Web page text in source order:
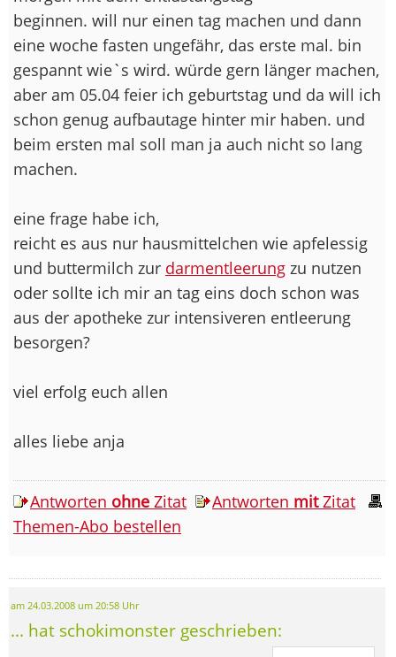
beginnen. will nur einen tag machen und dann
eine woche fasten ungefähr, das erste mal. bin
gespannt wie`s wird. würde gern länger machen,
aber am 05.04 feier ich geburtstag und da will ich
schon genug aufbautage hinter mir haben. und
beim ersten mal soll man ja auch nicht so lang
machen.
eine frage habe ich,
reicht es aus nur hausmittelchen wie apfelessig
und buttermilch zur darmentleerung zu nutzen
oder sollte ich mir an tag eins doch schon was
aus der apotheke zur intensiveren entleerung
besorgen?
viel erfolg euch allen
alles liebe anja
Antworten ohne Zitat Antworten mitZitat
Themen-Abo bestellen
am 24.03.2008 um 20:58 Uhr
... hat schokimonster geschrieben: